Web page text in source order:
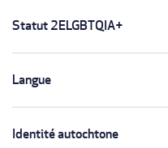
Statut 2ELGBTQIA+
Langue
Identité autochtone